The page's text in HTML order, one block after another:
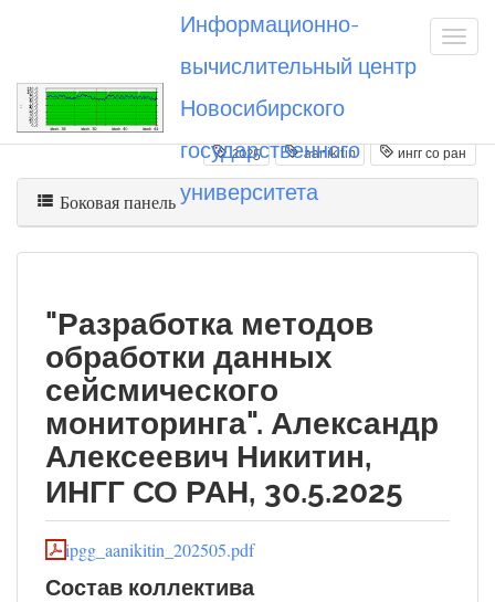
Информационно-
вычислительный центр
Новосибирского
государственного
университета
Вы посетили 20250530_aanikitin
2025 aanikitin ингг со ран
Боковая панель
"Разработка методов
обработки данных
сейсмического
мониторинга". Александр
Алексеевич Никитин,
ИНГГ СО РАН, 30.5.2025
ipgg_aanikitin_202505.pdf
Состав коллектива